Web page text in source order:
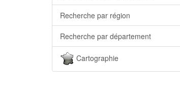
Recherche par région
Recherche par département
Cartographie